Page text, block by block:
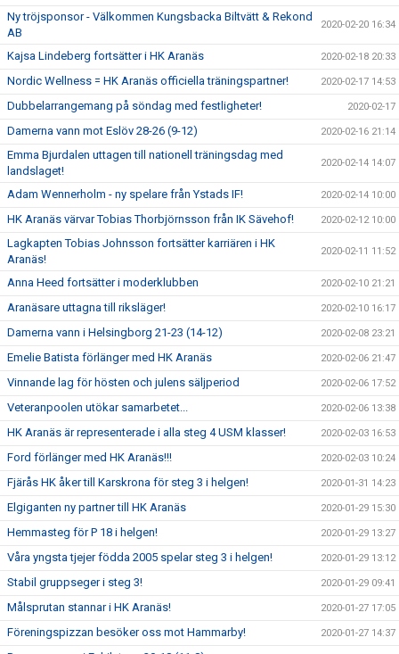
Ny tröjsponsor - Välkommen Kungsbacka Biltvätt & Rekond
AB
2020-02-20 16:34
Kajsa Lindeberg fortsätter i HK Aranäs 2020-02-18 20:33
Nordic Wellness = HK Aranäs officiella träningspartner! 2020-02-17 14:53
Dubbelarrangemang på söndag med festligheter! 2020-02-17
Damerna vann mot Eslöv 28-26 (9-12) 2020-02-16 21:14
Emma Bjurdalen uttagen till nationell träningsdag med
landslaget!
2020-02-14 14:07
Adam Wennerholm - ny spelare från Ystads IF! 2020-02-14 10:00
HK Aranäs värvar Tobias Thorbjörnsson från IK Sävehof! 2020-02-12 10:00
Lagkapten Tobias Johnsson fortsätter karriären i HK
Aranäs!
2020-02-11 11:52
Anna Heed fortsätter i moderklubben 2020-02-10 21:21
Aranäsare uttagna till riksläger! 2020-02-10 16:17
Damerna vann i Helsingborg 21-23 (14-12) 2020-02-08 23:21
Emelie Batista förlänger med HK Aranäs 2020-02-06 21:47
Vinnande lag för hösten och julens säljperiod 2020-02-06 17:52
Veteranpoolen utökar samarbetet... 2020-02-06 13:38
HK Aranäs är representerade i alla steg 4 USM klasser! 2020-02-03 16:53
Ford förlänger med HK Aranäs!!! 2020-02-03 10:24
Fjärås HK åker till Karskrona för steg 3 i helgen! 2020-01-31 14:23
Elgiganten ny partner till HK Aranäs 2020-01-29 15:30
Hemmasteg för P 18 i helgen! 2020-01-29 13:27
Våra yngsta tjejer födda 2005 spelar steg 3 i helgen! 2020-01-29 13:12
Stabil gruppseger i steg 3! 2020-01-29 09:41
Målsprutan stannar i HK Aranäs! 2020-01-27 17:05
Föreningspizzan besöker oss mot Hammarby! 2020-01-27 14:37